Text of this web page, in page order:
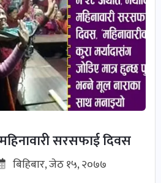
सरसफाई दिवस
बिहिबार, जेठ १५, २०७७